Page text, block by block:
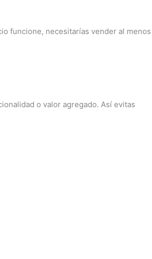
funcione, necesitarías vender al menos
o valor agregado. Así evitas